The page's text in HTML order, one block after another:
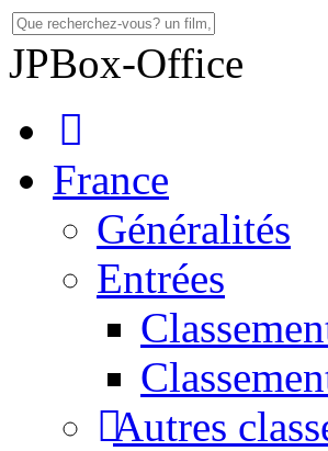
JPBox-Office
France
Généralités
Entrées
Autres